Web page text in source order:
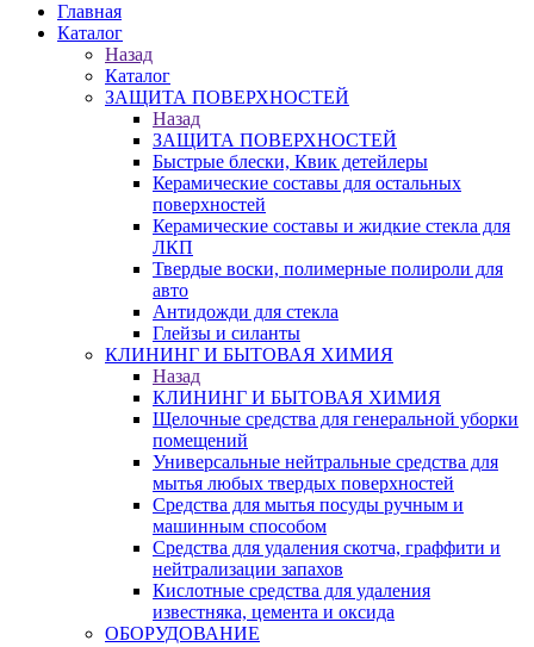
Главная
Каталог
Назад
Каталог
ЗАЩИТА ПОВЕРХНОСТЕЙ
Назад
ЗАЩИТА ПОВЕРХНОСТЕЙ
Быстрые блески, Квик детейлеры
Керамические составы для остальных
поверхностей
Керамические составы и жидкие стекла для
ЛКП
Твердые воски, полимерные полироли для
авто
Антидожди для стекла
Глейзы и силанты
КЛИНИНГ И БЫТОВАЯ ХИМИЯ
Назад
КЛИНИНГ И БЫТОВАЯ ХИМИЯ
Щелочные средства для генеральной уборки
помещений
Универсальные нейтральные средства для
мытья любых твердых поверхностей
Средства для мытья посуды ручным и
машинным способом
Средства для удаления скотча, граффити и
нейтрализации запахов
Кислотные средства для удаления
известняка, цемента и оксида
ОБОРУДОВАНИЕ